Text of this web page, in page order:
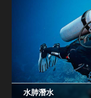
水肺潛水